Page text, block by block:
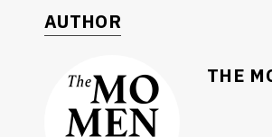
AUTHOR
THE